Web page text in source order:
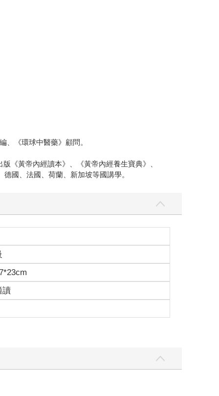
、《環球中醫藥》顧問。
《黃帝內經讀本》、《黃帝內經養生寶典》、
國、法國、荷蘭、新加坡等國講學。
讀